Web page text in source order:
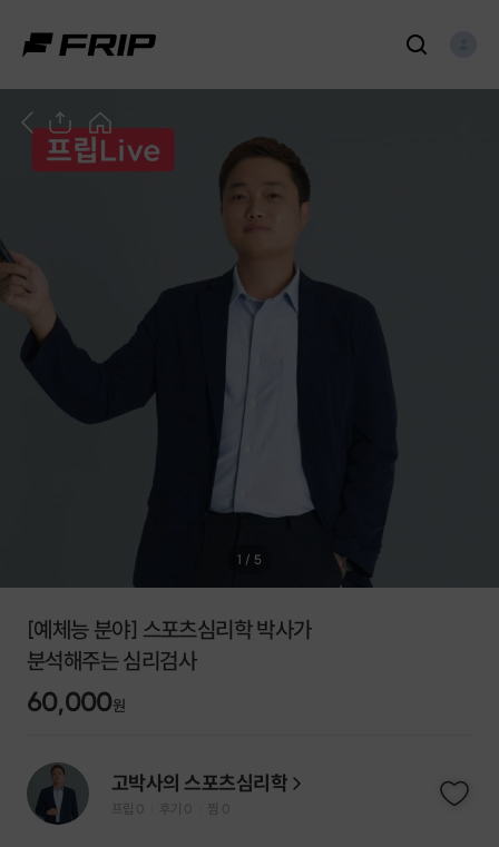
1 / 5
[예체능 분야] 스포츠심리학 박사가
분석해주는 심리검사
60,000원
고박사의 스포츠심리학
프립 0 후기 0 찜 0